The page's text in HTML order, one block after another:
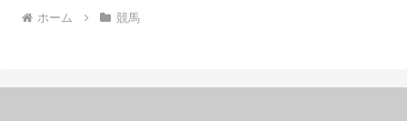
ホーム 競馬